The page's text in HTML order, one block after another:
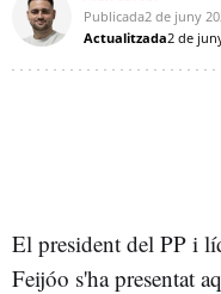
Publicada2 de juny
Actualitzada2 de
El president del PP i
Feijóo s'ha presentat